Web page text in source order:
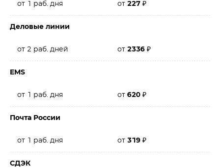
от 1 раб. дня от 227 ₽
Деловые линии
от 2 раб. дней от 2336 ₽
EMS
от 1 раб. дня от 620 ₽
Почта России
от 1 раб. дня от 319 ₽
СДЭК